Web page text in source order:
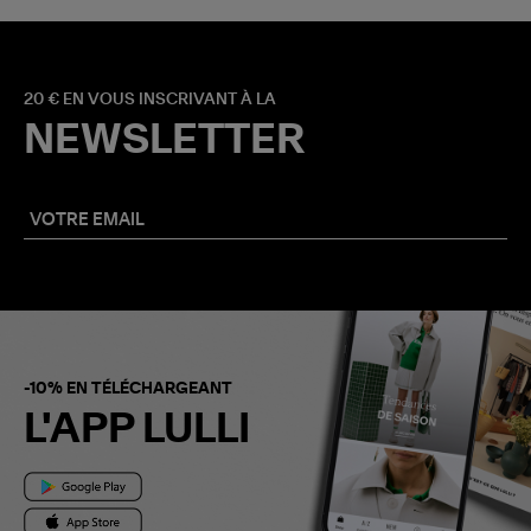
20 € EN VOUS INSCRIVANT À LA
NEWSLETTER
-10% EN TÉLÉCHARGEANT
L'APP LULLI